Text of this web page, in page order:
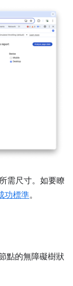
需尺寸。如要瞭
功標準。
點的無障礙樹狀